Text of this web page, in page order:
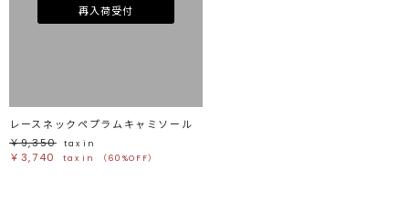
再入荷受付
レースネックペプラムキャミソール
￥9,350
tax in
￥3,740 tax in （60%OFF）